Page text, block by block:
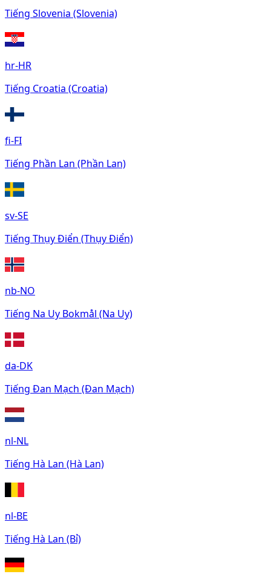
Tiếng Slovenia (Slovenia)
hr-HR
Tiếng Croatia (Croatia)
fi-FI
Tiếng Phần Lan (Phần Lan)
sv-SE
Tiếng Thụy Điển (Thụy Điển)
nb-NO
Tiếng Na Uy Bokmål (Na Uy)
da-DK
Tiếng Đan Mạch (Đan Mạch)
nl-NL
Tiếng Hà Lan (Hà Lan)
nl-BE
Tiếng Hà Lan (Bỉ)